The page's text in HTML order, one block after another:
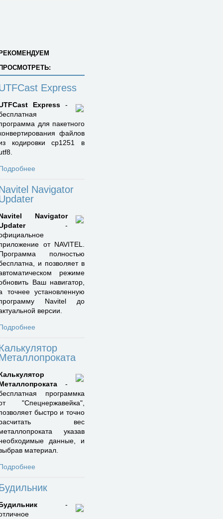
Express
Express -
для пакетного
файлов
кодировки cp1251 в
Navigator
Navigator
-
от NAVITEL.
полностью
и позволяет в
режиме
Ваш навигатор,
точнее установленную
Navitel до
версии.
-
программка
"Спецнержавейка",
быстро и точно
вес
указав
данные, и
материал.
-